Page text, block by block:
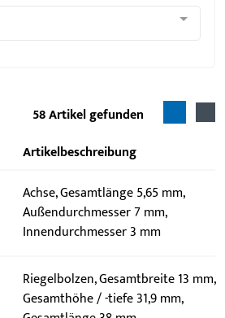
58Artikel gefunden
Artikelbeschreibung
Achse, Gesamtlänge 5,65 mm,
Außendurchmesser 7 mm,
Innendurchmesser 3 mm
Riegelbolzen, Gesamtbreite 13 mm,
Gesamthöhe / -tiefe 31,9 mm,